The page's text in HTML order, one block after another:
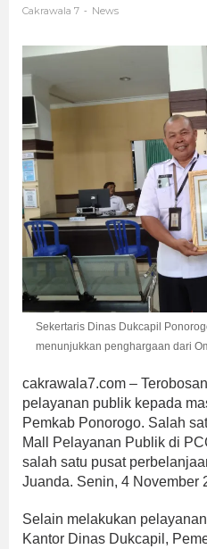
Cakrawala 7 - News
Sekertaris Dinas Dukcapil
menunjukkan penghargaan dari
cakrawala7.com –
pelayanan publik kepada
Pemkab Ponorogo. Salah
Mall Pelayanan Publik di
salah satu pusat
Juanda. Senin, 4 November
Selain melakukan
Kantor Dinas Dukcapil,